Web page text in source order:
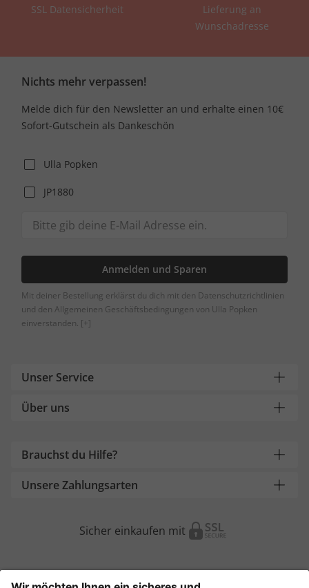
SSL Datensicherheit
Lieferung an
Wunschadresse
Nichts mehr verpassen!
Melde dich für den Newsletter an und erhalte einen 10€
Sofort-Gutschein als Dankeschön
Ulla Popken
JP1880
Anmelden und Sparen
Mit deiner Bestellung erklärst du dich mit den Datenschutzrichtlinien
und den Allgemeinen Geschäftsbedingungen von Ulla Popken
einverstanden. [+]
Unser Service
Über uns
Brauchst du Hilfe?
Unsere Zahlungsarten
Sicher einkaufen mit
Weitere Onlineshops